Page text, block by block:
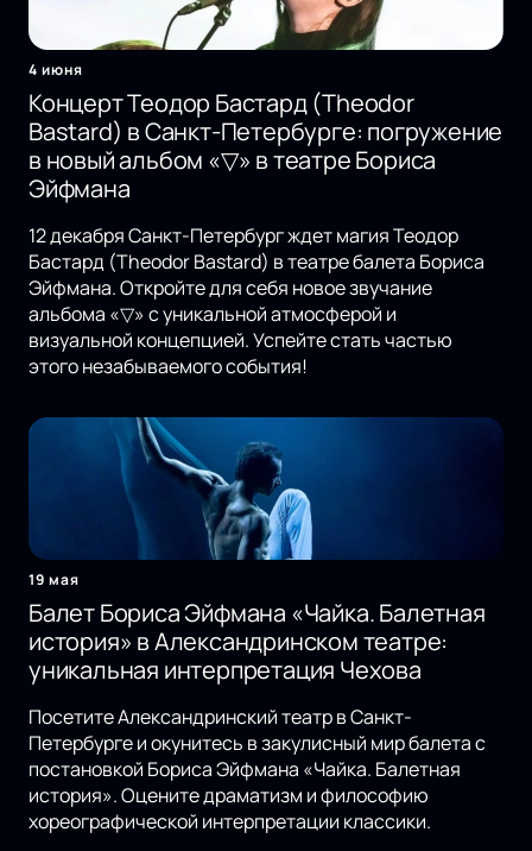
4 июня
Концерт Теодор Бастард (Theodor
Bastard) в Санкт-Петербурге: погружение
в новый альбом «▽» в театре Бориса
Эйфмана
12 декабря Санкт-Петербург ждет магия Теодор
Бастард (Theodor Bastard) в театре балета Бориса
Эйфмана. Откройте для себя новое звучание
альбома «▽» с уникальной атмосферой и
визуальной концепцией. Успейте стать частью
этого незабываемого события!
19 мая
Балет Бориса Эйфмана «Чайка. Балетная
история» в Александринском театре:
уникальная интерпретация Чехова
Посетите Александринский театр в Санкт-
Петербурге и окунитесь в закулисный мир балета с
постановкой Бориса Эйфмана «Чайка. Балетная
история». Оцените драматизм и философию
хореографической интерпретации классики.